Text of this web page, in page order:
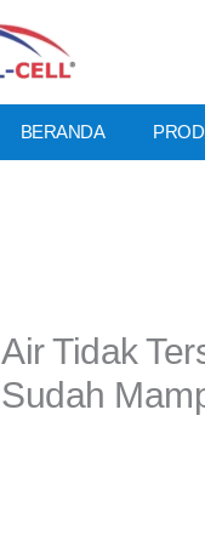
BERANDA
Air Tidak
Sudah